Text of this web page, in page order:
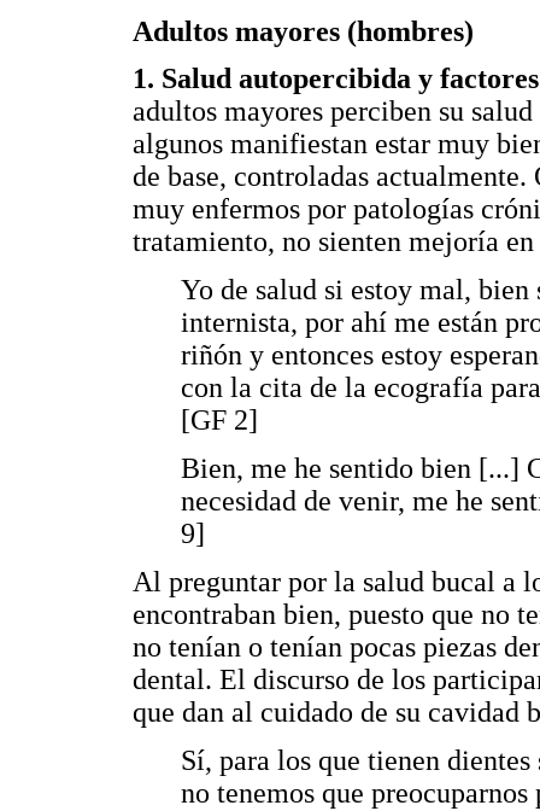
Adultos mayores (hombres)
1. Salud autopercibida y
adultos mayores perciben su
algunos manifiestan estar muy
de base, controladas
muy enfermos por patologías
tratamiento, no sienten mejoría en
Yo de salud si estoy mal, bien
internista, por ahí me están
riñón y entonces estoy
con la cita de la ecografía
[GF 2]
Bien, me he sentido bien [...]
necesidad de venir, me he
9]
Al preguntar por la salud bucal a
encontraban bien, puesto que no
no tenían o tenían pocas piezas
dental. El discurso de los
que dan al cuidado de su cavidad
Sí, para los que tienen
no tenemos que